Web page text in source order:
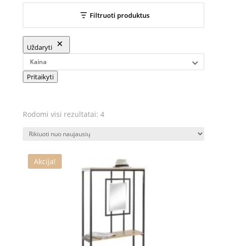
Filtruoti produktus
Uždaryti
Kaina
Pritaikyti
Rodomi visi rezultatai: 4Rūšiuojama
Akcija!